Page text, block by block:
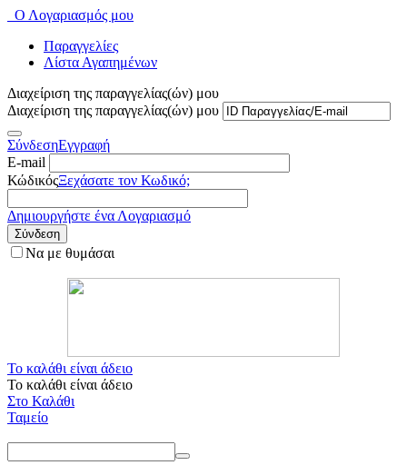
Ο Λογαριασμός μου
Παραγγελίες
Λίστα Αγαπημένων
Διαχείριση της παραγγελίας(ών) μου
Διαχείριση της παραγγελίας(ών) μου
ΣύνδεσηΕγγραφή
E-mail
ΚώδικόςΞεχάσατε τον Κωδικό;
Δημιουργήστε ένα Λογαριασμό
Σύνδεση
Να με θυμάσαι
Το καλάθι είναι άδειο
Το καλάθι είναι άδειο
Στο Καλάθι
Ταμείο